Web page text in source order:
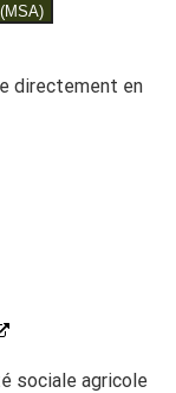
directement en
sociale agricole